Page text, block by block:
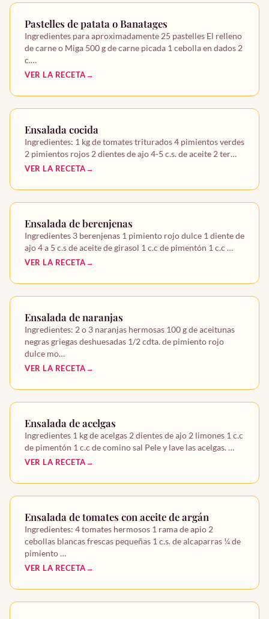
Pastelles de patata o Banatages
Ingredientes para aproximadamente 25 pastelles El relleno
de carne o Miga 500 g de carne picada 1 cebolla en dados 2
c.…
VER LA RECETA
Ensalada cocida
Ingredientes: 1 kg de tomates triturados 4 pimientos verdes
2 pimientos rojos 2 dientes de ajo 4-5 c.s. de aceite 2 ter…
VER LA RECETA
Ensalada de berenjenas
Ingredientes 3 berenjenas 1 pimiento rojo dulce 1 diente de
ajo 4 a 5 c.s de aceite de girasol 1 c.c de pimentón 1 c.c …
VER LA RECETA
Ensalada de naranjas
Ingredientes: 2 o 3 naranjas hermosas 100 g de aceitunas
negras griegas deshuesadas 1/2 cdta. de pimiento rojo
dulce mo…
VER LA RECETA
Ensalada de acelgas
Ingredientes 1 kg de acelgas 2 dientes de ajo 2 limones 1 c.c
de pimentón 1 c.c de comino sal Pele y lave las acelgas. …
VER LA RECETA
Ensalada de tomates con aceite de argán
Ingredientes: 4 tomates hermosos 1 rama de apio 2
cebollas blancas frescas pequeñas 1 c.s. de alcaparras ¼ de
pimiento …
VER LA RECETA